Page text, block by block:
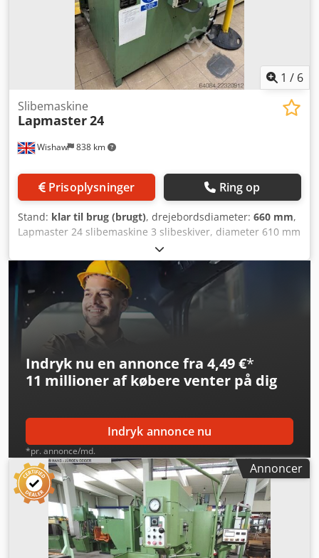
1 / 6
Wishaw 838 km
Slibemaskine
Lapmaster24
Prisoplysninger Ring op
Stand: klar til brug (brugt), drejebordsdiameter: 660 mm,
Lapmaster 24 slibemaskine 3 slibeskiver, diameter 610 mm
3 justeringsringe 3 rullebeslag Med: Fritstående
slibesystem Som nyt Dimensioner: 110 x 1470 x 1190 mm
(højde) Vægt: 610 kg Dcedpfx Anszlg Euedjk
Indryk nu en annonce fra 4,49 €*
11 millioner af købere venter på dig
Indryk annonce nu
*pr. annonce/md.
Annoncer